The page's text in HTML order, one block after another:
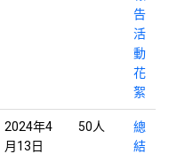
告
活
動
花
絮
2024年4
月13日
50人
總
結